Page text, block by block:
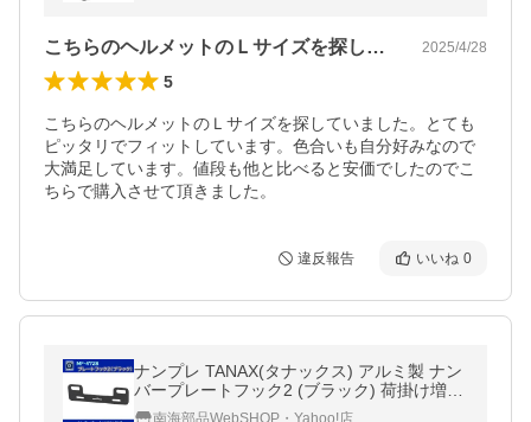
こちらのヘルメットのＬサイズを探してい… 2025/4/28
5
こちらのヘルメットのＬサイズを探していました。とても
ピッタリでフィットしています。色合いも自分好みなので
大満足しています。値段も他と比べると安価でしたのでこ
ちらで購入させて頂きました。
違反報告 いいね 0
ナンプレ TANAX(タナックス) アルミ製 ナン
バープレートフック2 (ブラック) 荷掛け増設/
ナンバープレートベース
南海部品WebSHOP・Yahoo!店